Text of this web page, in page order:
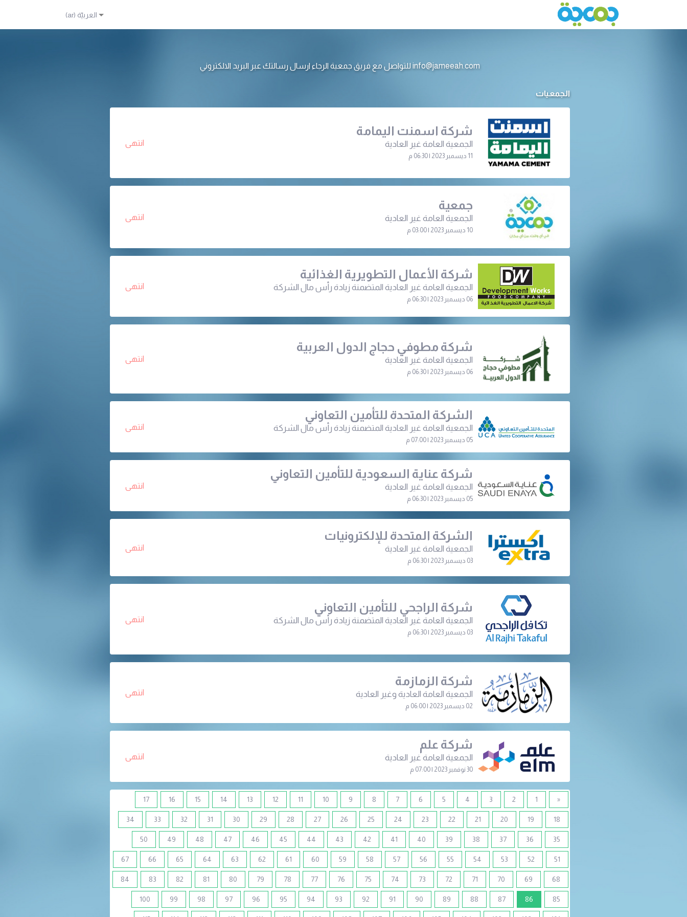
info@jameeah.com للتواصل مع فريق جمعية الرجاء ارسال رسالتك عبر البريد الالكتروني
الجمعيات
شركة اسمنت اليمامة
الجمعية العامة غير العادية
11 ديسمبر 2023 | 06:30 م
انتهى
جمعية
الجمعية العامة غير العادية
10 ديسمبر 2023 | 03:00 م
انتهى
شركة الأعمال التطويرية الغذائية
الجمعية العامة غير العادية المتضمنة زيادة رأس مال الشركة
06 ديسمبر 2023 | 06:30 م
انتهى
شركة مطوفي حجاج الدول العربية
الجمعية العامة غير العادية
06 ديسمبر 2023 | 06:30 م
انتهى
الشركة المتحدة للتأمين التعاوني
الجمعية العامة غير العادية المتضمنة زيادة رأس مال الشركة
05 ديسمبر 2023 | 07:00 م
انتهى
شركة عناية السعودية للتأمين التعاوني
الجمعية العامة غير العادية
05 ديسمبر 2023 | 06:30 م
انتهى
الشركة المتحدة للإلكترونيات
الجمعية العامة غير العادية
03 ديسمبر 2023 | 06:30 م
انتهى
شركة الراجحي للتأمين التعاوني
الجمعية العامة غير العادية المتضمنة زيادة رأس مال الشركة
03 ديسمبر 2023 | 06:30 م
انتهى
شركة الزمازمة
الجمعية العامة العادية وغير العادية
02 ديسمبر 2023 | 06:00 م
انتهى
شركة علم
الجمعية العامة غير العادية
30 نوفمبر 2023 | 07:00 م
انتهى
«
1
2
3
4
5
6
7
8
9
10
11
12
13
14
15
16
17
18
19
20
21
22
23
24
25
26
27
28
29
30
31
32
33
34
35
36
37
38
39
40
41
42
43
44
45
46
47
48
49
50
51
52
53
54
55
56
57
58
59
60
61
62
63
64
65
66
67
68
69
70
71
72
73
74
75
76
77
78
79
80
81
82
83
84
85
86
(current)
87
88
89
90
91
92
93
94
95
96
97
98
99
100